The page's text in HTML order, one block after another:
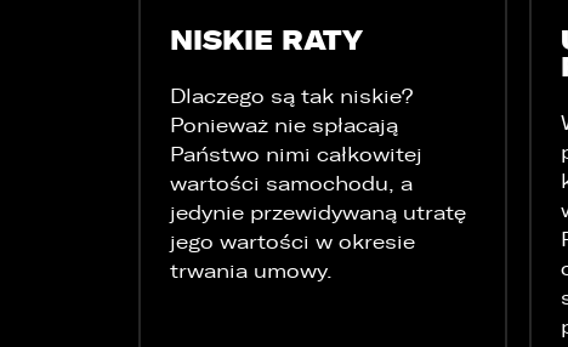
NISKIE RATY
Dlaczego są tak niskie?
Ponieważ nie spłacają
Państwo nimi całkowitej
wartości samochodu, a
jedynie przewidywaną utratę
jego wartości w okresie
trwania umowy.
W